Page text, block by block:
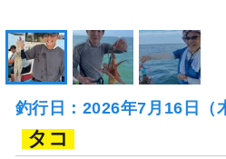
釣行日：2026年7月16日（
タコ